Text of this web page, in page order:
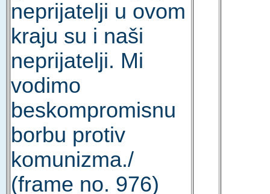
neprijatelji u ovom
kraju su i naši
neprijatelji. Mi
vodimo
beskompromisnu
borbu protiv
komunizma./
(frame no. 976)